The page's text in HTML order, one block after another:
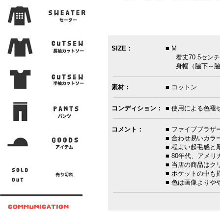
SIZE：
■ M
着丈70.5センチ
身幅（脇下～脇
素材： ■ コットン
コンディション： ■ 使用による色褪
コメント：
■ ファイブブラザ
■ 合わせ易いカラ
■ 程よい起毛感と
■ 80年代、アメリ
■ 当店の商品はク
■ ポケットの中も
■ 色は画像よりや